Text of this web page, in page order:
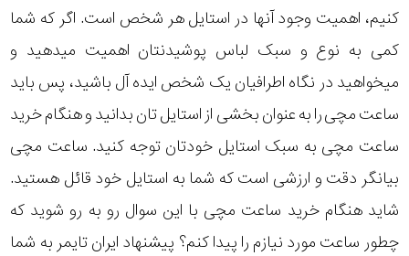
کنیم، اهمیت وجود آنها در استایل هر شخص است. اگر که شما
کمی به نوع و سبک لباس پوشیدنتان اهمیت میدهید و
میخواهید در نگاه اطرافیان یک شخص ایده آل باشید، پس باید
ساعت مچی را به عنوان بخشی از استایل تان بدانید و هنگام خرید
ساعت مچی به سبک استایل خودتان توجه کنید. ساعت مچی
بیانگر دقت و ارزشی است که شما به استایل خود قائل هستید.
شاید هنگام خرید ساعت مچی با این سوال رو به رو شوید که
چطور ساعت مورد نیازم را پیدا کنم؟ پیشنهاد ایران تایمر به شما